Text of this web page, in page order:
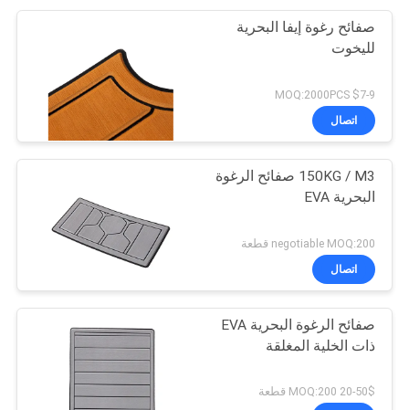
صفائح رغوة إيفا البحرية
لليخوت
$7-9 MOQ:2000PCS
اتصال
150KG / M3 صفائح الرغوة
البحرية EVA
negotiable MOQ:200 قطعة
اتصال
صفائح الرغوة البحرية EVA
ذات الخلية المغلقة
20-50$ MOQ:200 قطعة